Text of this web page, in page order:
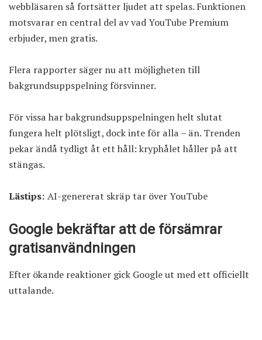
webbläsaren så fortsätter ljudet att spelas. Funktionen
motsvarar en central del av vad YouTube Premium
erbjuder, men gratis.
Flera rapporter säger nu att möjligheten till
bakgrundsuppspelning försvinner.
För vissa har bakgrundsuppspelningen helt slutat
fungera helt plötsligt, dock inte för alla – än. Trenden
pekar ändå tydligt åt ett håll: kryphålet håller på att
stängas.
Lästips: AI-genererat skräp tar över YouTube
Google bekräftar att de försämrar
gratisanvändningen
Efter ökande reaktioner gick Google ut med ett officiellt
uttalande.